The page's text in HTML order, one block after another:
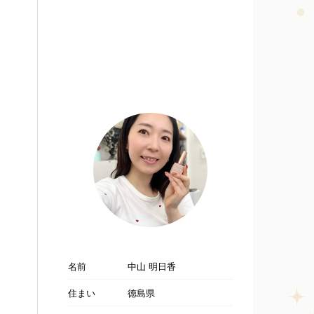
名前
中山 明日香
住まい
徳島県